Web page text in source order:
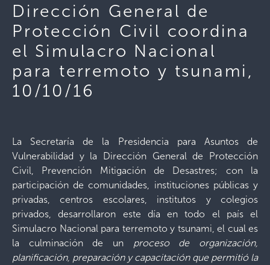
Dirección General de
Protección Civil coordina
el Simulacro Nacional
para terremoto y tsunami,
10/10/16
La Secretaría de la Presidencia para Asuntos de
Vulnerabilidad y la Dirección General de Protección
Civil, Prevención Mitigación de Desastres; con la
participación de comunidades, instituciones públicas y
privadas, centros escolares, institutos y colegios
privados, desarrollaron este día en todo el país el
Simulacro Nacional para terremoto y tsunami, el cual es
la culminación de un proceso de organización,
planificación, preparación y capacitación que permitió la